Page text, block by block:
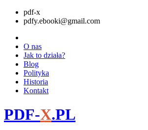
pdf-x
pdfy.ebooki@gmail.com
O nas
Jak to działa?
Blog
Polityka
Historia
Kontakt
PDF-X.PL